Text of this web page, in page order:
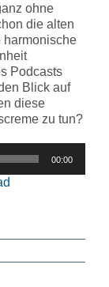
ohne
die alten
harmonische
Podcasts
Blick auf
diese
zu tun?
00:00